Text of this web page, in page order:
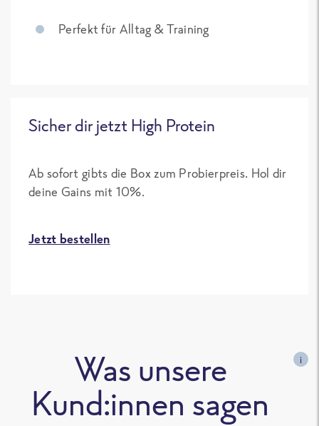
Perfekt für Alltag & Training
Sicher dir jetzt High Protein
Ab sofort gibts die Box zum Probierpreis. Hol dir
deine Gains mit 10%.
Jetzt bestellen
Was unsere
Kund:innen sagen
i